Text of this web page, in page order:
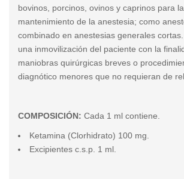
bovinos, porcinos, ovinos y caprinos para
mantenimiento de la anestesia; como
combinado en anestesias generales
una inmovilización del paciente con la
maniobras quirúrgicas breves o
diagnótico menores que no requieran de
COMPOSICIÓN: Cada 1 ml contiene.
Ketamina (Clorhidrato) 100 mg.
Excipientes c.s.p. 1 ml.